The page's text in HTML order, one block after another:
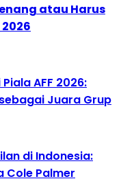
atau Harus
AFF 2026:
Juara Grup
di Indonesia:
Cole Palmer